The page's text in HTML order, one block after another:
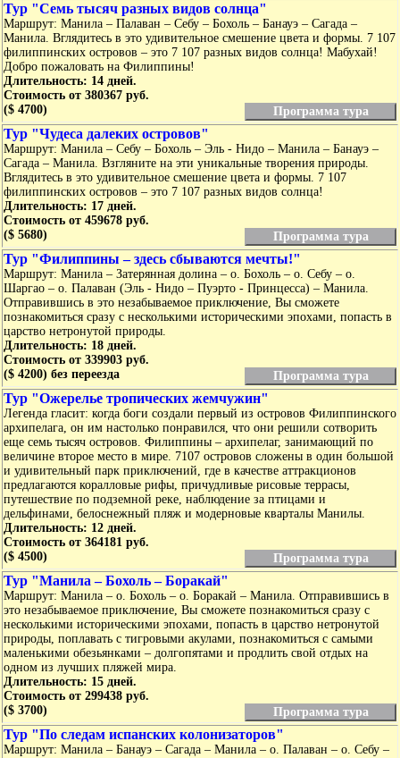
Тур "Семь тысяч разных видов солнца"
Маршрут: Манила – Палаван – Себу – Бохоль – Банауэ – Сагада –
Манила. Вглядитесь в это удивительное смешение цвета и формы. 7 107
филиппинских островов – это 7 107 разных видов солнца! Мабухай!
Добро пожаловать на Филиппины!
Длительность: 14 дней.
Стоимость от 380367 руб.
($ 4700)
Программа тура
Тур "Чудеса далеких островов"
Маршрут: Манила – Себу – Бохоль – Эль - Нидо – Манила – Банауэ –
Сагада – Манила. Взгляните на эти уникальные творения природы.
Вглядитесь в это удивительное смешение цвета и формы. 7 107
филиппинских островов – это 7 107 разных видов солнца!
Длительность: 17 дней.
Стоимость от 459678 руб.
($ 5680)
Программа тура
Тур "Филиппины – здесь сбываются мечты!"
Маршрут: Манила – Затерянная долина – о. Бохоль – о. Себу – о.
Шаргао – о. Палаван (Эль - Нидо – Пуэрто - Принцесса) – Манила.
Отправившись в это незабываемое приключение, Вы сможете
познакомиться сразу с несколькими историческими эпохами, попасть в
царство нетронутой природы.
Длительность: 18 дней.
Стоимость от 339903 руб.
($ 4200) без переезда
Программа тура
Тур "Ожерелье тропических жемчужин"
Легенда гласит: когда боги создали первый из островов Филиппинского
архипелага, он им настолько понравился, что они решили сотворить
еще семь тысяч островов. Филиппины – архипелаг, занимающий по
величине второе место в мире. 7107 островов сложены в один большой
и удивительный парк приключений, где в качестве аттракционов
предлагаются коралловые рифы, причудливые рисовые террасы,
путешествие по подземной реке, наблюдение за птицами и
дельфинами, белоснежный пляж и модерновые кварталы Манилы.
Длительность: 12 дней.
Стоимость от 364181 руб.
($ 4500)
Программа тура
Тур "Манила – Бохоль – Боракай"
Маршрут: Манила – о. Бохоль – о. Боракай – Манила. Отправившись в
это незабываемое приключение, Вы сможете познакомиться сразу с
несколькими историческими эпохами, попасть в царство нетронутой
природы, поплавать с тигровыми акулами, познакомиться с самыми
маленькими обезьянками – долгопятами и продлить свой отдых на
одном из лучших пляжей мира.
Длительность: 15 дней.
Стоимость от 299438 руб.
($ 3700)
Программа тура
Тур "По следам испанских колонизаторов"
Маршрут: Манила – Банауэ – Сагада – Манила – о. Палаван – о. Себу –